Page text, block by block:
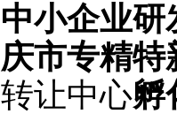
中小企业研
庆市专精特
转让中心孵